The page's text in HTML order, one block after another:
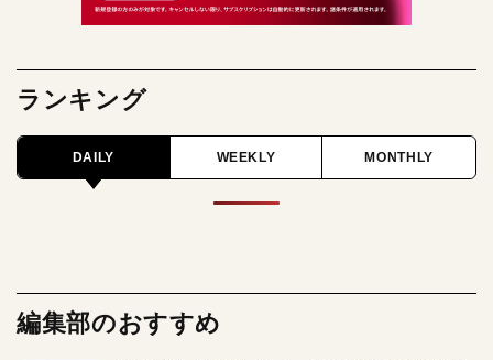
ランキング
DAILY WEEKLY MONTHLY
編集部のおすすめ